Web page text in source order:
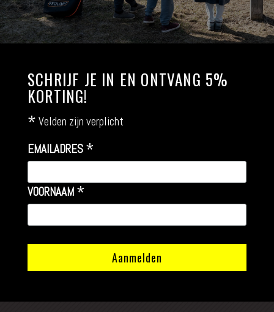
SCHRIJF JE IN EN ONTVANG 5%
KORTING!
* Velden zijn verplicht
EMAILADRES *
VOORNAAM *